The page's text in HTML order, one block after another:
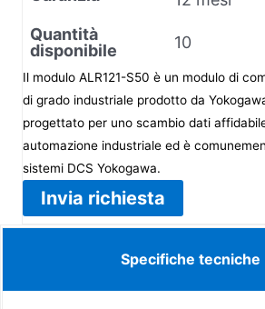
Quantità
disponibile
10
Il modulo ALR121-S50 è un modulo di
di grado industriale prodotto da
progettato per uno scambio dati
automazione industriale ed è
sistemi DCS Yokogawa.
Invia richiesta
Specifiche tecniche